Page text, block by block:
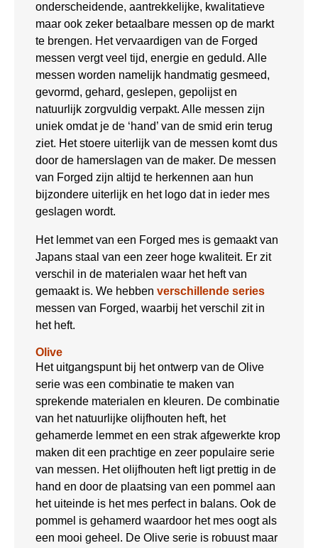
onderscheidende, aantrekkelijke, kwalitatieve
maar ook zeker betaalbare messen op de markt
te brengen. Het vervaardigen van de Forged
messen vergt veel tijd, energie en geduld. Alle
messen worden namelijk handmatig gesmeed,
gevormd, gehard, geslepen, gepolijst en
natuurlijk zorgvuldig verpakt. Alle messen zijn
uniek omdat je de ‘hand’ van de smid erin terug
ziet. Het stoere uiterlijk van de messen komt dus
door de hamerslagen van de maker. De messen
van Forged zijn altijd te herkennen aan hun
bijzondere uiterlijk en het logo dat in ieder mes
geslagen wordt.
Het lemmet van een Forged mes is gemaakt van
Japans staal van een zeer hoge kwaliteit. Er zit
verschil in de materialen waar het heft van
gemaakt is. We hebben verschillende series
messen van Forged, waarbij het verschil zit in
het heft.
Olive
Het uitgangspunt bij het ontwerp van de Olive
serie was een combinatie te maken van
sprekende materialen en kleuren. De combinatie
van het natuurlijke olijfhouten heft, het
gehamerde lemmet en een strak afgewerkte krop
maken dit een prachtige en zeer populaire serie
van messen. Het olijfhouten heft ligt prettig in de
hand en door de plaatsing van een pommel aan
het uiteinde is het mes perfect in balans. Ook de
pommel is gehamerd waardoor het mes oogt als
een mooi geheel. De Olive serie is robuust maar